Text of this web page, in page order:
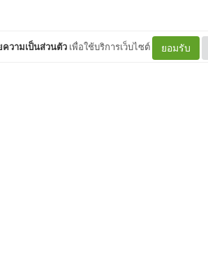
วามเป็นส่วนตัว เพื่อใช้บริการเว็บไซต์ ยอมรับ